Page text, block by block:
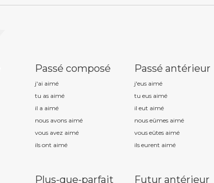
Passé composé
j'ai aimé
tu as aimé
il a aimé
nous avons aimé
vous avez aimé
ils ont aimé
Passé antérieur
j'eus aimé
tu eus aimé
il eut aimé
nous eûmes aimé
vous eûtes aimé
ils eurent aimé
Plus-que-parfait Futur antérieur